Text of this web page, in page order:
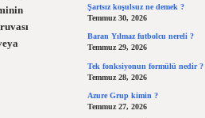
Şartsız koşulsuz ne demek ?
Temmuz 30, 2026
Baran Yılmaz futbolcu nereli ?
Temmuz 29, 2026
Tek fonksiyonun formülü nedir ?
Temmuz 28, 2026
Azure Grup kimin ?
Temmuz 27, 2026